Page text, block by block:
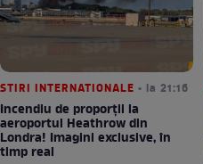
STIRI INTERNATIONALE • la 21:16
Incendiu de proporții la
aeroportul Heathrow din
Londra! Imagini exclusive, în
timp real